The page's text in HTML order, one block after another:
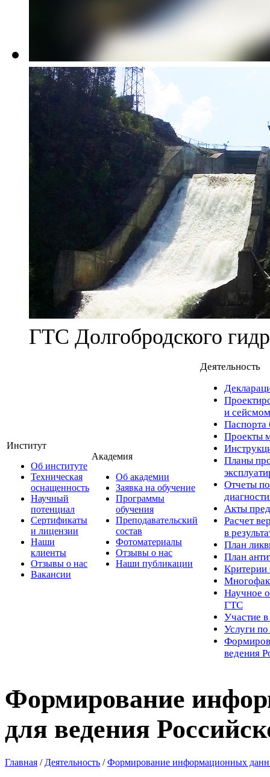
ГТС Долгобродского
Институт
Об институте
Техническая
оснащенность
Научный
потенциал
Сертификаты
и лицензии
Наши
клиенты
Отзывы о нас
Вакансии
Академия
Об академии
Заявка на обучение
Программы
обучения
Преподавательский
состав
Фотоматериалы
Отзывы о нас
Наши публикации
Деятельность
и
Паспорта
Проекты
Планы
Отчеты по
Акты
Расчет
в
План
План
Критерии
Научное
ГТС
Участие
Услуги
ведения
Формирование
для ведения
Главная / Деятельность / Формирование информационных